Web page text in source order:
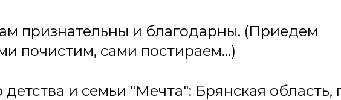
признательны и благодарны. (Приедем
почистим, сами постираем…)
и семьи "Мечта": Брянская область,